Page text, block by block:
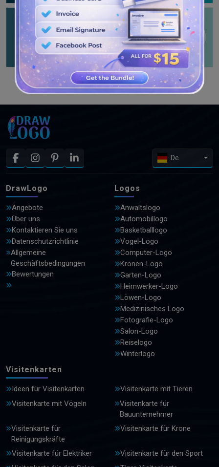
WEITERE DESIGNS ANSEHEN
De
DrawLogo
Angebote
Über uns
Kontaktieren Sie uns
Datenschutzrichtlinie
Allgemeine
Geschäftsbedingungen
Bewertungen
Logos
Anwaltslogo
Automobillogo
Basketballlogo
Vogel-Logo
Computer-Logo
Kronen-Logo
Garten-Logo
Heimwerker-Logo
Löwen-Logo
Medizinisches Logo
Fotografie-Logo
Salon-Logo
Reiselogo
Winterlogo
Visitenkarten
Ideen für Visitenkarten
Visitenkarte mit Tieren
Visitenkarte mit Vögeln
Visitenkarte für
Bauunternehmer
Visitenkarte für
Reinigungskräfte
Visitenkarte für Krone
Visitenkarte für Elektriker
Visitenkarte für den Sport